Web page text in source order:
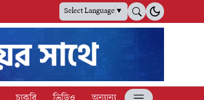
Select Language▼